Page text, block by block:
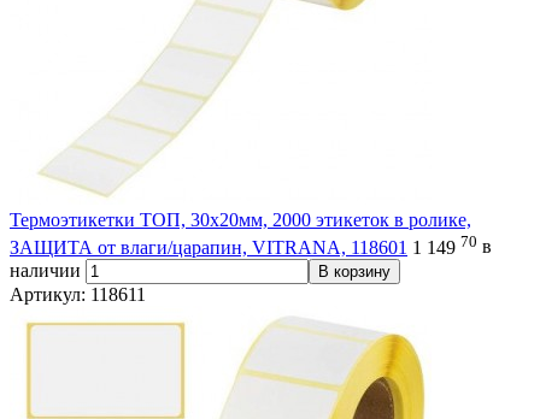
Термоэтикетки ТОП, 30х20мм, 2000 этикеток в ролике,
ЗАЩИТА от влаги/царапин, VITRANA, 118601 1 149 70 в
наличии
В корзину
Артикул: 118611